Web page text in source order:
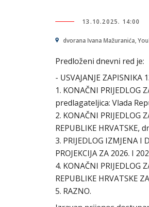
13.10.2025. 14:00
dvorana Ivana Mažuranića,
Predloženi dnevni red je:
- USVAJANJE ZAPISNIKA
1. KONAČNI PRIJEDLOG
predlagateljica: Vlada
2. KONAČNI PRIJEDLOG
REPUBLIKE
3. PRIJEDLOG IZMJENA I
PROJEKCIJA ZA 2026. I
4. KONAČNI PRIJEDLOG
REPUBLIKE HRVATSKE
5. RAZNO.